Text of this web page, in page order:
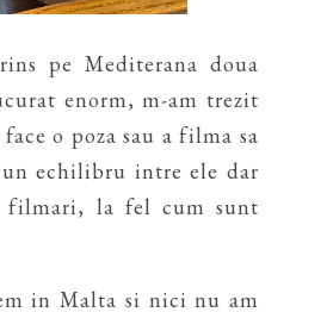
pe Mediterana doua
enorm, m-am trezit
o poza sau a filma sa
echilibru intre ele dar
filmari, la fel cum sunt
in Malta si nici nu am